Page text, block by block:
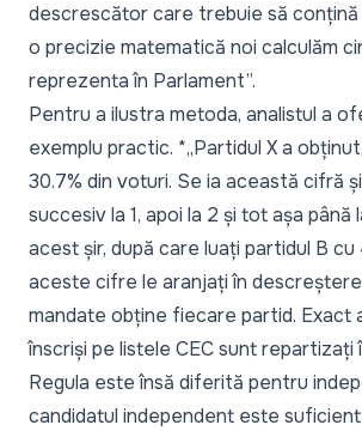
descrescător care trebuie să conțină
o precizie matematică noi calculăm
reprezenta în Parlament”.
Pentru a ilustra metoda, analistul a
exemplu practic. *„Partidul X a
30.7% din voturi. Se ia această cifră
succesiv la 1, apoi la 2 și tot așa până
acest șir, după care luați partidul B
aceste cifre le aranjați în
mandate obține fiecare partid. Exact
înscriși pe listele CEC sunt repartizați
Regula este însă diferită pentru
candidatul independent este